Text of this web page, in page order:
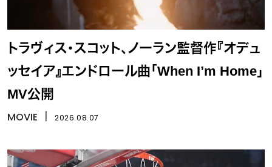
トラヴィス・スコット、ノーラン監督作『オデュ
ッセイア』エンドロール曲「When I’m Home」
MV公開
MOVIE 2026.08.07